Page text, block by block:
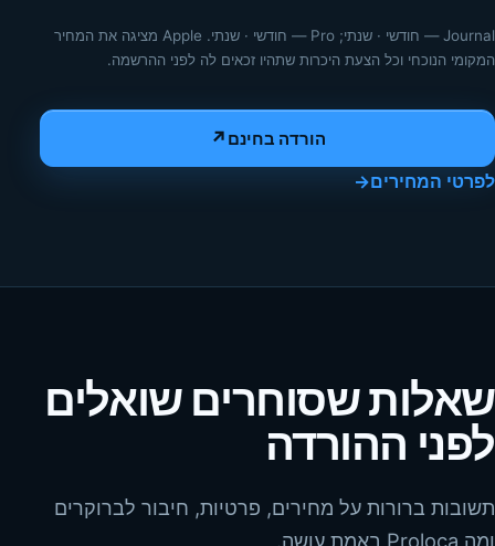
Journal — חודשי · שנתי; Pro — חודשי · שנתי. Apple מציגה את המחיר
המקומי הנוכחי וכל הצעת היכרות שתהיו זכאים לה לפני ההרשמה.
הורדה בחינם ↗
לפרטי המחירים→
שאלות שסוחרים שואלים
לפני ההורדה
תשובות ברורות על מחירים, פרטיות, חיבור לברוקרים
ומה Proloca באמת עושה.